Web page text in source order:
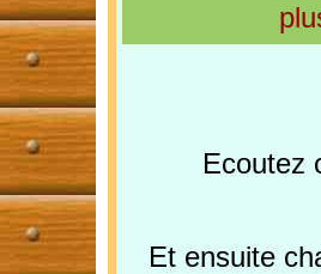
Ecoutez
Et ensuite